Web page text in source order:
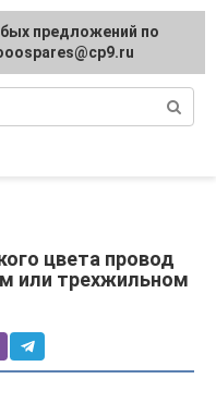
ремонт
цвета провод
или трехжильном
предложений по